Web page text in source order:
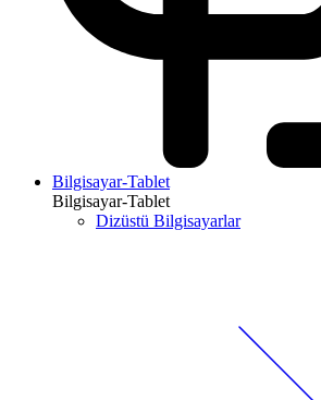
Bilgisayar-Tablet
Bilgisayar-Tablet
Dizüstü Bilgisayarlar